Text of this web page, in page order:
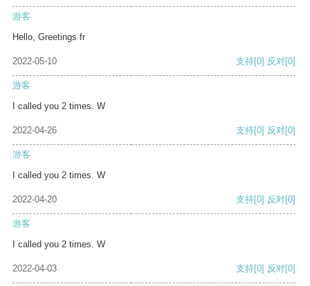
游客
Hello, Greetings fr
2022-05-10 支持[0] 反对[0]
游客
I called you 2 times. W
2022-04-26 支持[0] 反对[0]
游客
I called you 2 times. W
2022-04-20 支持[0] 反对[0]
游客
I called you 2 times. W
2022-04-03 支持[0] 反对[0]